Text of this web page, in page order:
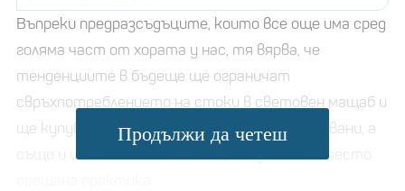
Въпреки предразсъдъците, които все още има сред
голяма част от хората у нас, тя вярва, че
тенденциите в бъдеще ще ограничат
свръхпотреблението на стоки в световен мащаб и
ще купуваме вещи, които вече са употребявани, а
също и ще ги наемаме. Това ще бъде все по-често
Продължи да четеш